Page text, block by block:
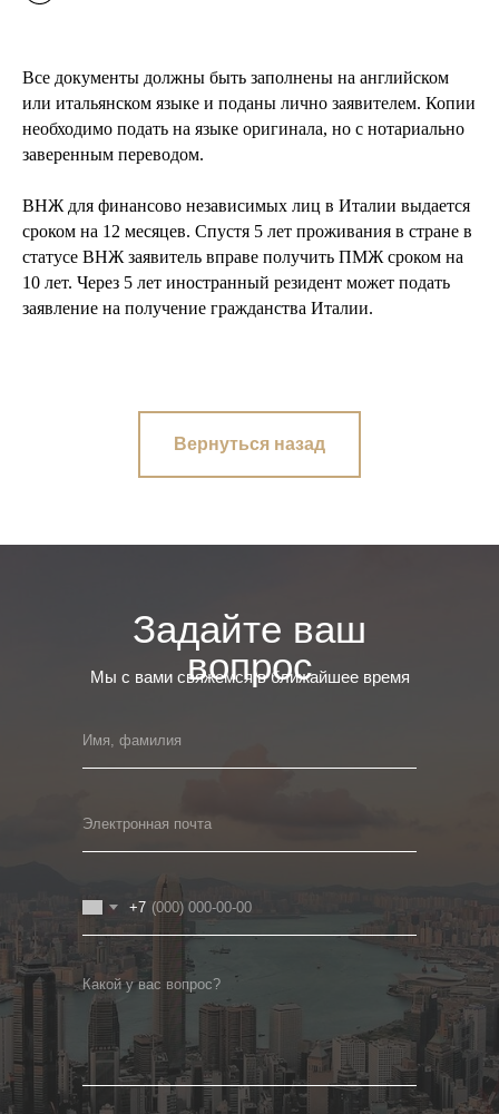
Все документы должны быть заполнены на английском
или итальянском языке и поданы лично заявителем. Копии
необходимо подать на языке оригинала, но с нотариально
заверенным переводом.
ВНЖ для финансово независимых лиц в Италии выдается
сроком на 12 месяцев. Спустя 5 лет проживания в стране в
статусе ВНЖ заявитель вправе получить ПМЖ сроком на
10 лет. Через 5 лет иностранный резидент может подать
заявление на получение гражданства Италии.
Вернуться назад
Задайте ваш
вопрос
Мы с вами свяжемся в ближайшее время
+7